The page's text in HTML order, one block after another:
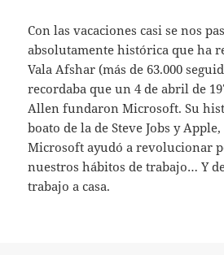
Con las vacaciones casi se nos
absolutamente histórica que ha
Vala Afshar (más de 63.000
recordaba que un 4 de abril de
Allen fundaron Microsoft. Su
boato de la de Steve Jobs y
Microsoft ayudó a revolucionar
nuestros hábitos de trabajo… Y
trabajo a casa.